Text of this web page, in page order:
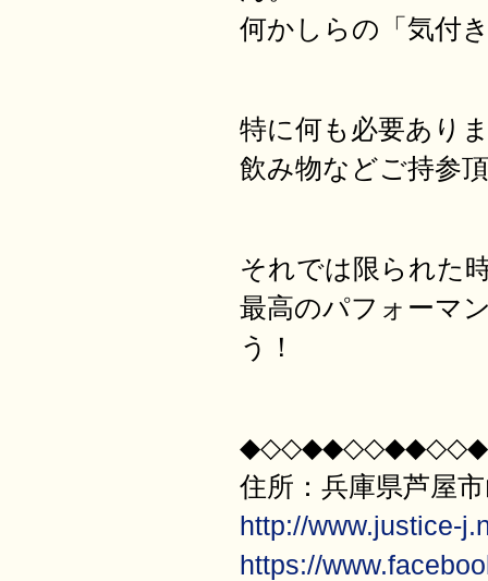
何かしらの「気付
特に何も必要あり
飲み物などご持参
それでは限られた
最高のパフォーマ
う！
住所：兵庫県芦屋
http://www.justice-
https://